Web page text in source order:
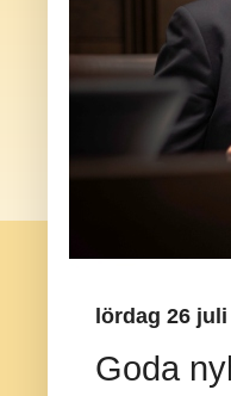
lördag 26 juli
Goda